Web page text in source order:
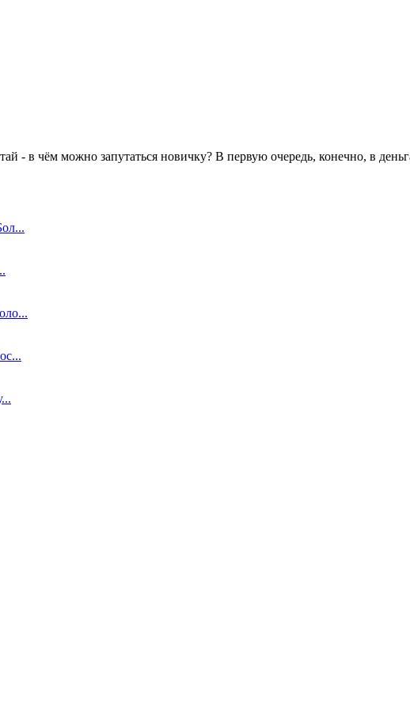
- в чём можно запутаться новичку? В первую очередь, конечно, в